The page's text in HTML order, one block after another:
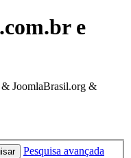
e
& JoomlaBrasil.org &
Pesquisa avançada